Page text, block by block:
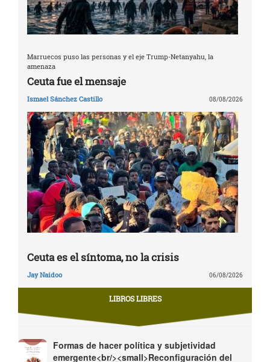
Marruecos puso las personas y el eje Trump-Netanyahu, la
amenaza
Ceuta fue el mensaje
Ismael Sánchez Castillo 08/08/2026
Ceuta es el síntoma, no la crisis
Jay Naidoo 06/08/2026
LIBROS LIBRES
Formas de hacer política y subjetividad
emergente<br/><small>Reconfiguración del